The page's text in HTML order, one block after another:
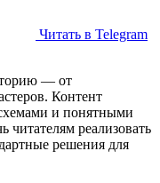
Читать в Telegram
— от
Контент
и понятными
реализовать
решения для